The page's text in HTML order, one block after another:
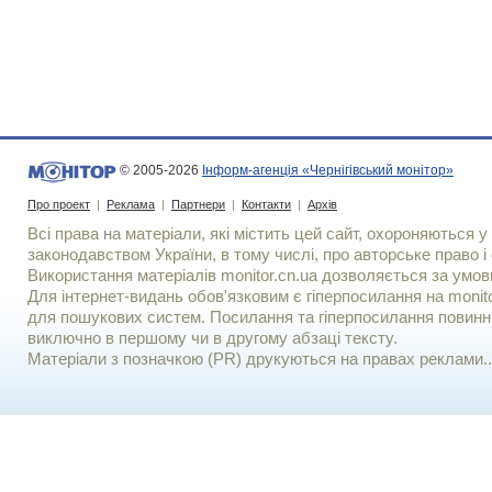
© 2005-2026 Інформ-агенція «Чернігівський монітор»
Про проект | Реклама | Партнери | Контакти | Архів
Всі права на матеріали, які містить цей сайт, охороняються у
законодавством України, в тому числі, про авторське право і
Використання матерiалiв monitor.cn.ua дозволяється за
Для iнтернет-видань обов'язковим є гiперпосилання на
для пошукових систем. Посилання та гіперпосилання
виключно в першому чи в другому абзаці тексту.
Матеріали з позначкою (PR) друкуються на правах реклами..